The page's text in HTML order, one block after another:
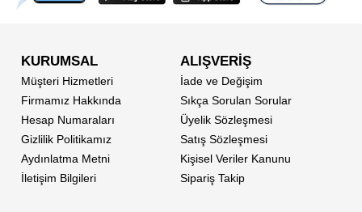
KURUMSAL
Müşteri Hizmetleri
Firmamız Hakkında
Hesap Numaraları
Gizlilik Politikamız
Aydınlatma Metni
İletişim Bilgileri
ALIŞVERİŞ
İade ve Değişim
Sıkça Sorulan Sorular
Üyelik Sözleşmesi
Satış Sözleşmesi
Kişisel Veriler Kanunu
Sipariş Takip